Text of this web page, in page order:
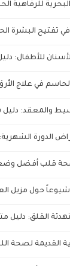
للرفاهية
تفتيح البشرة
للأطفال:
في علاج
والمعقد:
الدورة
قلب أفضل
شيوعاً حول مزيل
القلق: دليل
القديمة لصحة